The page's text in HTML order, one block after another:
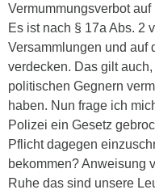
Vermummungsverbot
Es ist nach § 17a Abs. 2
Versammlungen und auf
verdecken. Das gilt
politischen Gegnern
haben. Nun frage ich
Polizei ein Gesetz
Pflicht dagegen
bekommen? Anweisung
Ruhe das sind unsere